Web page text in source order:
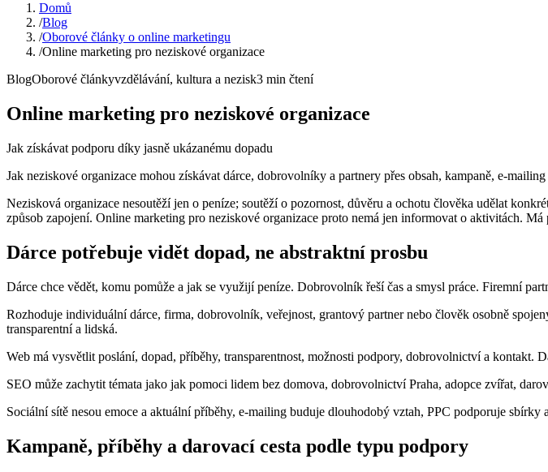
Domů
/Blog
/Oborové články o online marketingu
/Online marketing pro neziskové organizace
BlogOborové článkyvzdělávání, kultura a nezisk3 min čtení
Online marketing pro neziskové organizace
Jak získávat podporu díky jasně ukázanému dopadu
Jak neziskové organizace mohou získávat dárce, dobrovolníky a partnery přes obsah, kampaně, e-
Nezisková organizace nesoutěží jen o peníze; soutěží o pozornost, důvěru a ochotu člověka udělat
způsob zapojení. Online marketing pro neziskové organizace proto nemá jen informovat o aktivitách.
Dárce potřebuje vidět dopad, ne abstraktní prosbu
Dárce chce vědět, komu pomůže a jak se využijí peníze. Dobrovolník řeší čas a smysl práce. Firemní
Rozhoduje individuální dárce, firma, dobrovolník, veřejnost, grantový partner nebo člověk osobně
transparentní a lidská.
Web má vysvětlit poslání, dopad, příběhy, transparentnost, možnosti podpory, dobrovolnictví a kontakt.
SEO může zachytit témata jako jak pomoci lidem bez domova, dobrovolnictví Praha, adopce zvířat,
Sociální sítě nesou emoce a aktuální příběhy, e-mailing buduje dlouhodobý vztah, PPC podporuje
Kampaně, příběhy a darovací cesta podle typu podpory